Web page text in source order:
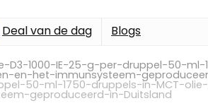
Deal van de dag Blogs
D3-1000-IE-25-g-per-druppel-50-
en-het-immunsysteem-
50-ml-1750-druppels-in-MCT-
geproduceerd-in-Duitsland